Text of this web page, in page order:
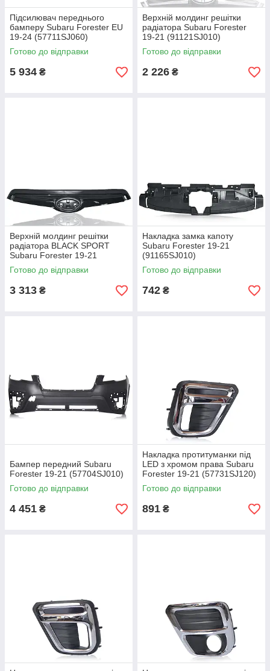
Підсилювач переднього
бамперу Subaru Forester EU
19-24 (57711SJ060)
Готово до відправки
5 934 ₴
Верхній молдинг решітки
радіатора Subaru Forester
19-21 (91121SJ010)
Готово до відправки
2 226 ₴
Верхній молдинг решітки
радіатора BLACK SPORT
Subaru Forester 19-21
(91121SJ060)
Готово до відправки
3 313 ₴
Накладка замка капоту
Subaru Forester 19-21
(91165SJ010)
Готово до відправки
742 ₴
Бампер передний Subaru
Forester 19-21 (57704SJ010)
Готово до відправки
4 451 ₴
Накладка протитуманки під
LED з хромом права Subaru
Forester 19-21 (57731SJ120)
Готово до відправки
891 ₴